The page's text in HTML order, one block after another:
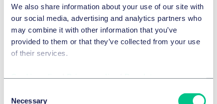
We also share information about your use of our site with
our social media, advertising and analytics partners who
may combine it with other information that you’ve
provided to them or that they’ve collected from your use
of their services.
Necessary